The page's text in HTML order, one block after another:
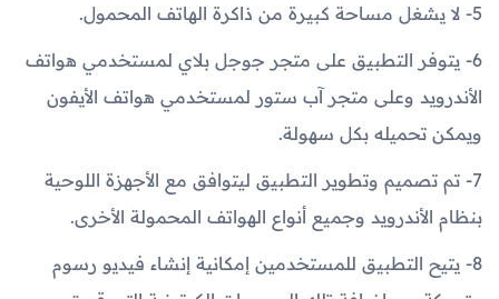
5- لا يشغل مساحة كبيرة من ذاكرة الهاتف المحمول.
6- يتوفر التطبيق على متجر جوجل بلاي لمستخدمي هواتف
الأندرويد وعلى متجر آب ستور لمستخدمي هواتف الأيفون
ويمكن تحميله بكل سهولة.
7- تم تصميم وتطوير التطبيق ليتوافق مع الأجهزة اللوحية
بنظام الأندرويد وجميع أنواع الهواتف المحمولة الأخرى.
8- يتيح التطبيق للمستخدمين إمكانية إنشاء فيديو رسوم